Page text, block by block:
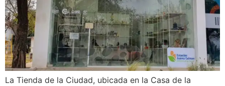
La Tienda de la Ciudad, ubicada en la Casa de la